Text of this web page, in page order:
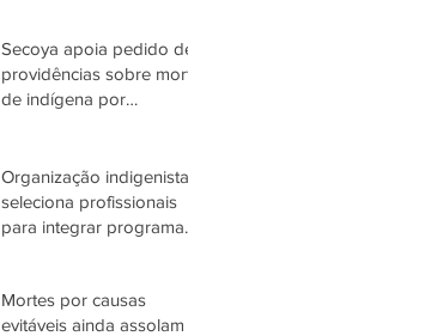
Secoya apoia pedido de
providências sobre morte
de indígena por
Organização indigenista
seleciona profissionais
para integrar programas
Mortes por causas
evitáveis ainda assolam